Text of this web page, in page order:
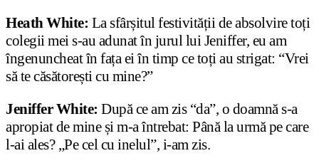
Heath White: La sfârșitul festivității de absolvire toți
colegii mei s-au adunat în jurul lui Jeniffer, eu am
îngenuncheat în fața ei în timp ce toți au strigat: “Vrei
să te căsătorești cu mine?”
Jeniffer White: După ce am zis “da”, o doamnă s-a
apropiat de mine și m-a întrebat: Până la urmă pe care
l-ai ales? „Pe cel cu inelul”, i-am zis.